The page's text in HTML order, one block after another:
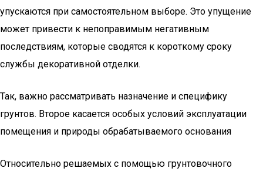
упускаются при самостоятельном выборе. Это упущение
может привести к непоправимым негативным
последствиям, которые сводятся к короткому сроку
службы декоративной отделки.
Так, важно рассматривать назначение и специфику
грунтов. Второе касается особых условий эксплуатации
помещения и природы обрабатываемого основания
Относительно решаемых с помощью грунтовочного